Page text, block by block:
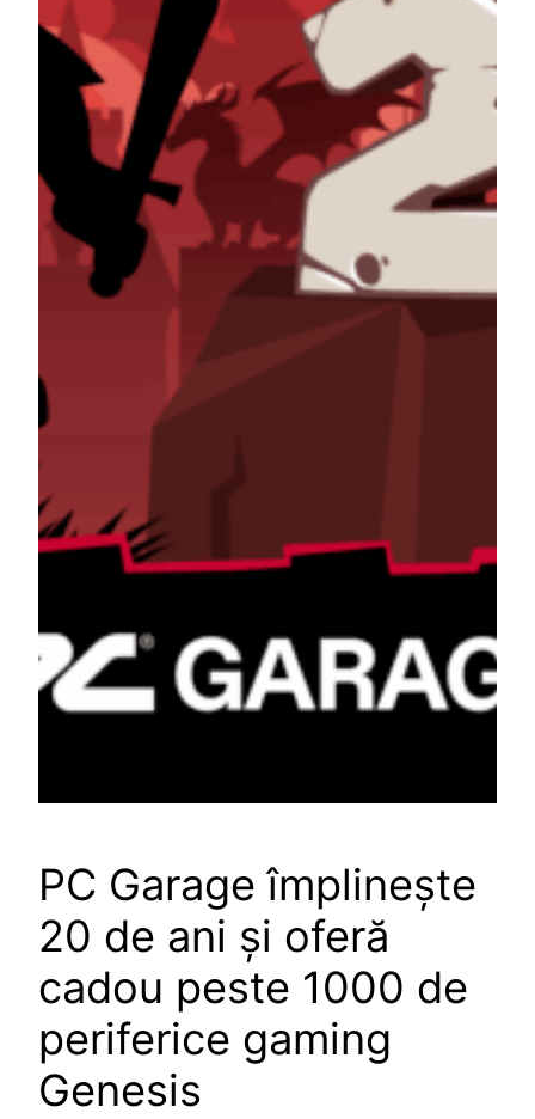
PC Garage împlinește
20 de ani și oferă
cadou peste 1000 de
periferice gaming
Genesis